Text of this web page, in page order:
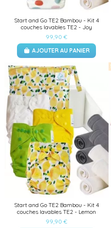
Start and Go TE2 Bambou - Kit 4
couches lavables TE2 - Joy
99,90 €
AJOUTER AU PANIER
Start and Go TE2 Bambou - Kit 4
couches lavables TE2 - Lemon
99,90 €